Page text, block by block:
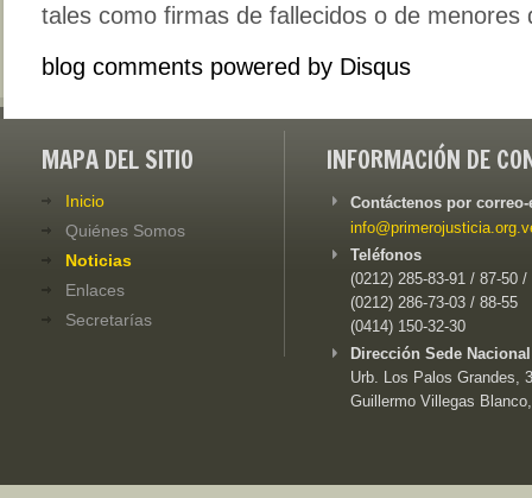
tales como firmas de fallecidos o de menores
blog comments powered by Disqus
MAPA DEL SITIO
Inicio
Quiénes Somos
Noticias
Enlaces
Secretarías
INFORMACIÓN DE
Contáctenos por
Teléfonos
(0212) 285-83-91 / 87-50 /
(0212) 286-73-03 / 88-55
(0414) 150-32-30
Dirección Sede
Urb. Los Palos Grandes,
Guillermo Villegas